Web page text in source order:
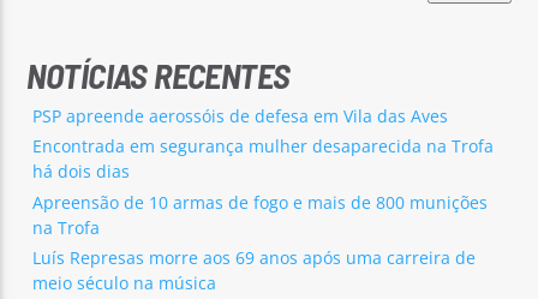
NOTÍCIAS RECENTES
PSP apreende aerossóis de defesa em Vila das Aves
Encontrada em segurança mulher desaparecida na Trofa
há dois dias
Apreensão de 10 armas de fogo e mais de 800 munições
na Trofa
Luís Represas morre aos 69 anos após uma carreira de
meio século na música